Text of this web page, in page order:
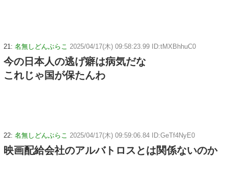
21: 名無しどんぶらこ 2025/04/17(木) 09:58:23.99 ID:tMXBhhuC0
今の日本人の逃げ癖は病気だな
これじゃ国が保たんわ
22: 名無しどんぶらこ 2025/04/17(木) 09:59:06.84 ID:GeTf4NyE0
映画配給会社のアルバトロスとは関係ないのか